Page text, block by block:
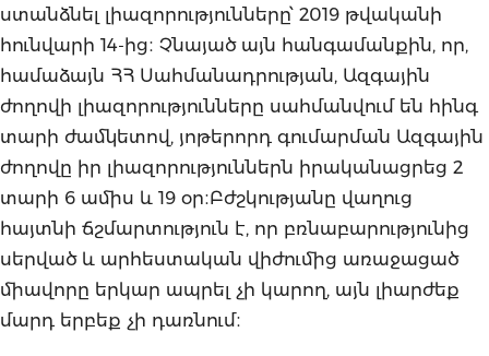
ստանձնել լիազորությունները՝ 2019 թվականի
հունվարի 14-ից։ Չնայած այն հանգամանքին, որ,
համաձայն ՀՀ Սահմանադրության, Ազգային
ժողովի լիազորությունները սահմանվում են հինգ
տարի ժամկետով, յոթերորդ գումարման Ազգային
ժողովը իր լիազորություններն իրականացրեց 2
տարի 6 ամիս և 19 օր։Բժշկությանը վաղուց
հայտնի ճշմարտություն է, որ բռնաբարությունից
սերված և արհեստական վիժումից առաջացած
միավորը երկար ապրել չի կարող, այն լիարժեք
մարդ երբեք չի դառնում։